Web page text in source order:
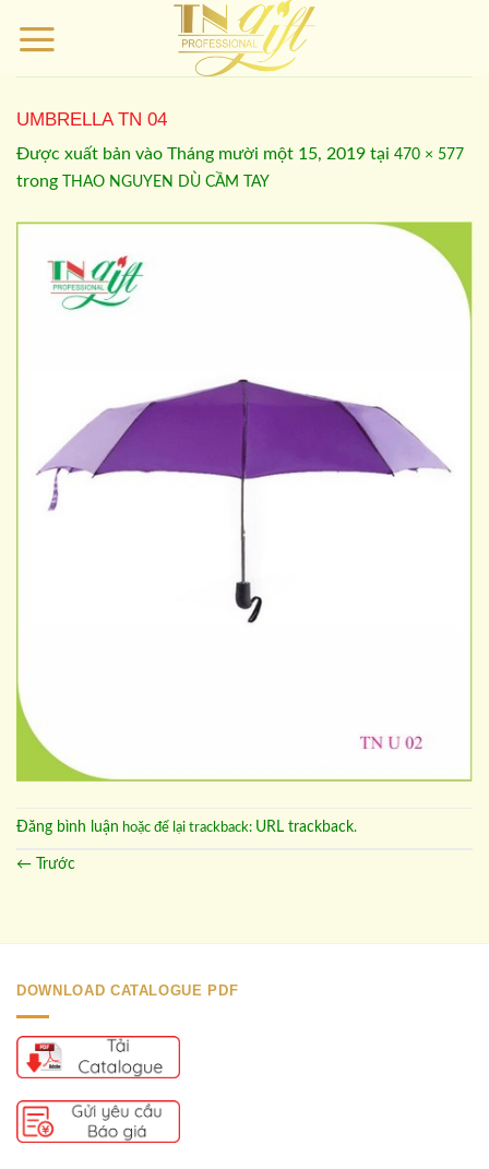
qua
UMBRELLA TN 04
Được xuất bản vào Tháng mười một 15, 2019 tại 470 × 577
trong THAO NGUYEN DÙ CẦM TAY
Đăng bình luận hoặc để lại trackback: URL trackback.
← Trước
DOWNLOAD CATALOGUE PDF